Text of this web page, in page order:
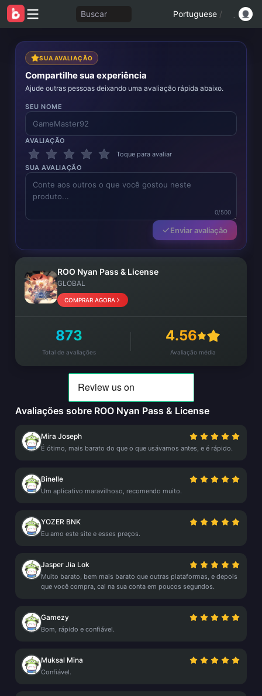
Buscar Portuguese /
SUA AVALIAÇÃO
Compartilhe sua experiência
Ajude outras pessoas deixando uma avaliação rápida abaixo.
SEU NOME
AVALIAÇÃO
Toque para avaliar
SUA AVALIAÇÃO
0/500
Enviar avaliação
ROO Nyan Pass & License
GLOBAL
COMPRAR AGORA
873
Total de avaliações
4.56
Avaliação média
Avaliações sobre ROO Nyan Pass & License
Mira Joseph
É ótimo, mais barato do que o que usávamos antes, e é rápido.
Binelle
Um aplicativo maravilhoso, recomendo muito.
YOZER BNK
Eu amo este site e esses preços.
Jasper Jia Lok
Muito barato, bem mais barato que outras plataformas, e depois
que você compra, cai na sua conta em poucos segundos.
Gamezy
Bom, rápido e confiável.
Muksal Mina
Confiável.